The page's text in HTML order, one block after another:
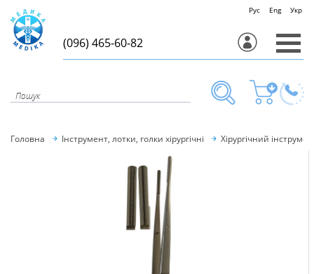
Рус Eng Укр
(096) 465-60-82
Головна Інструмент, лотки, голки хірургічні Хірургічний